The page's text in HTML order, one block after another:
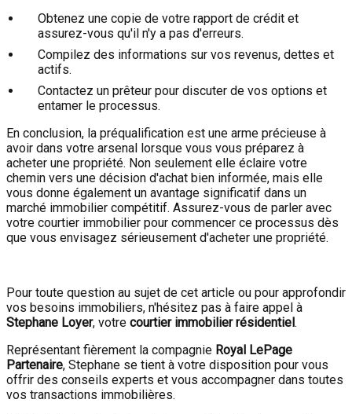
Obtenez une copie de votre rapport de crédit et
assurez-vous qu'il n'y a pas d'erreurs.
Compilez des informations sur vos revenus, dettes et
actifs.
Contactez un prêteur pour discuter de vos options et
entamer le processus.
En conclusion, la préqualification est une arme précieuse à
avoir dans votre arsenal lorsque vous vous préparez à
acheter une propriété. Non seulement elle éclaire votre
chemin vers une décision d'achat bien informée, mais elle
vous donne également un avantage significatif dans un
marché immobilier compétitif. Assurez-vous de parler avec
votre courtier immobilier pour commencer ce processus dès
que vous envisagez sérieusement d'acheter une propriété.
Pour toute question au sujet de cet article ou pour approfondir
vos besoins immobiliers, n'hésitez pas à faire appel à
Stephane Loyer, votre courtier immobilier résidentiel.
Représentant fièrement la compagnie Royal LePage
Partenaire, Stephane se tient à votre disposition pour vous
offrir des conseils experts et vous accompagner dans toutes
vos transactions immobilières.